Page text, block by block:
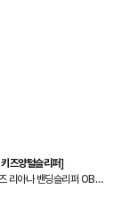
키즈양털슬리퍼]
리아나 밴딩슬리퍼 OB74